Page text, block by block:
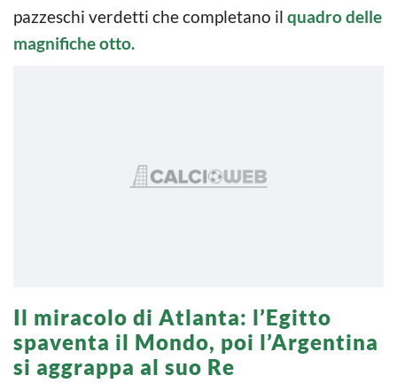
pazzeschi verdetti che completano il quadro delle
magnifiche otto.
Il miracolo di Atlanta: l’Egitto
spaventa il Mondo, poi l’Argentina
si aggrappa al suo Re